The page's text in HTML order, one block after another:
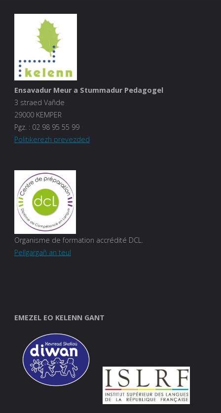
Ensavadur Meur a Stummadur Pedagogel
3 straed Vañde
29000 KEMPER
Pgz. :02 98 95 55 99
Politikerezh prevezded
Organisme de formation accrédité DCL.
Pellgargañ an teul
EMEZEL EO KELENN GANT